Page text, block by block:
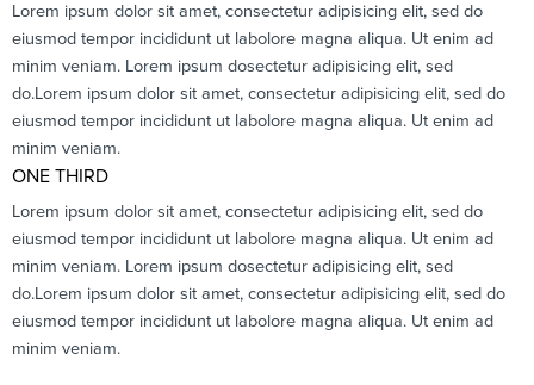
Lorem ipsum dolor sit amet, consectetur adipisicing elit, sed do
eiusmod tempor incididunt ut labolore magna aliqua. Ut enim ad
minim veniam. Lorem ipsum dosectetur adipisicing elit, sed
do.Lorem ipsum dolor sit amet, consectetur adipisicing elit, sed do
eiusmod tempor incididunt ut labolore magna aliqua. Ut enim ad
minim veniam.
ONE THIRD
Lorem ipsum dolor sit amet, consectetur adipisicing elit, sed do
eiusmod tempor incididunt ut labolore magna aliqua. Ut enim ad
minim veniam. Lorem ipsum dosectetur adipisicing elit, sed
do.Lorem ipsum dolor sit amet, consectetur adipisicing elit, sed do
eiusmod tempor incididunt ut labolore magna aliqua. Ut enim ad
minim veniam.